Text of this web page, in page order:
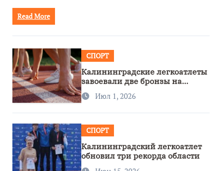
Read More
СПОРТ
Калининградские легкоатлеты
завоевали две бронзы на
первенстве России
Июл 1, 2026
СПОРТ
Калининградский легкоатлет
обновил три рекорда области